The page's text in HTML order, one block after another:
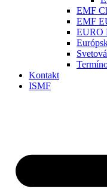
EMF
EMF
EURO
Kontakt
ISMF